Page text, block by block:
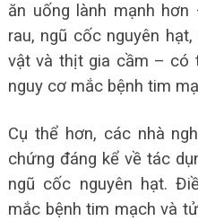
ăn uống lành mạnh
rau, ngũ cốc nguyên
vật và thịt gia cầm – có
nguy cơ mắc bệnh tim
Cụ thể hơn, các nhà
chứng đáng kể về tác
ngũ cốc nguyên hạt.
mắc bệnh tim mạch và